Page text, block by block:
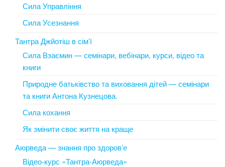
Сила Управління
Сила Усезнання
Тантра Джйотіш в сім’ї
Сила Взаємин — семінари, вебінари, курси, відео та
книги
Природне батьківство та виховання дітей — семінари
та книги Антона Кузнецова.
Сила кохання
Як змінити своє життя на краще
Аюрведа — знання про здоров’е
Відео-курс «Тантра-Аюрведа»